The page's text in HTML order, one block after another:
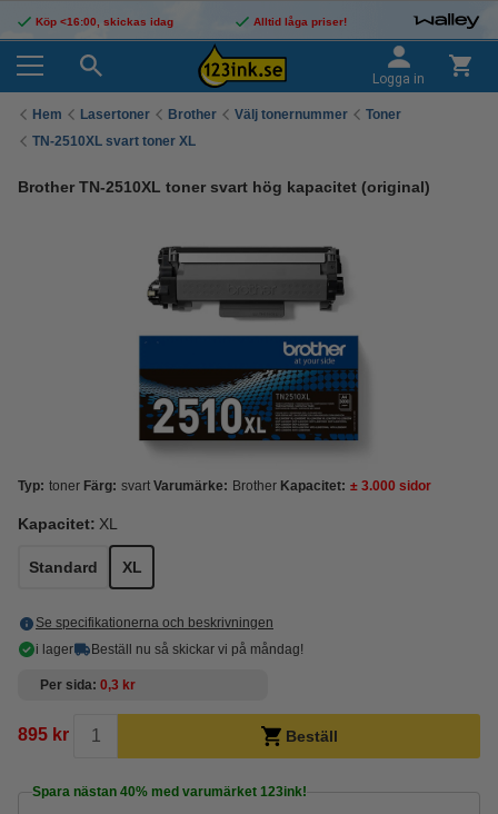
Köp <16:00, skickas idag Alltid låga priser!
Logga in
Hem Lasertoner Brother Välj tonernummer
Toner
TN-2510XL svart toner XL
Brother TN-2510XL toner svart hög kapacitet (original)
Typ: toner Färg: svart Varumärke: Brother Kapacitet: ± 3.000 sidor
Kapacitet: XL
Standard XL
Se specifikationerna och beskrivningen
i lager
Beställ nu så skickar vi på måndag!
Per sida 0,3 kr
895 kr Beställ
Spara nästan 40% med varumärket 123ink!